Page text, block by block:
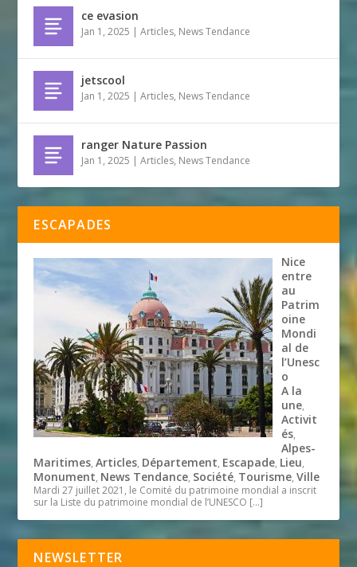
ce evasion
Jan 1, 2025 |Articles, News Tendance
jetscool
Jan 1, 2025 |Articles, News Tendance
ranger Nature Passion
Jan 1, 2025 |Articles, News Tendance
ESCAPADES
Nice
entre
au
Patrim
oine
Mondi
al de
l’Unesc
o
A la
une,
Activit
és,
Alpes-
Maritimes,Articles, Département, Escapade, Lieu,
Monument, News Tendance, Société, Tourisme,Ville
Mardi 27 juillet 2021, le Comité du patrimoine mondial a inscrit
sur la Liste du patrimoine mondial de l’UNESCO […]
NEWSLETTER